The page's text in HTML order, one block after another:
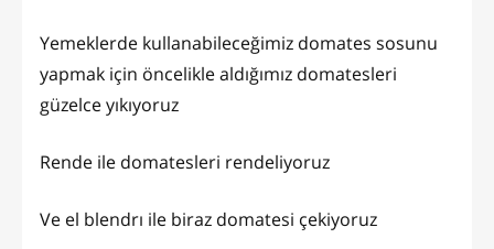
Yemeklerde kullanabileceğimiz domates sosunu
yapmak için öncelikle aldığımız domatesleri
güzelce yıkıyoruz
Rende ile domatesleri rendeliyoruz
Ve el blendrı ile biraz domatesi çekiyoruz